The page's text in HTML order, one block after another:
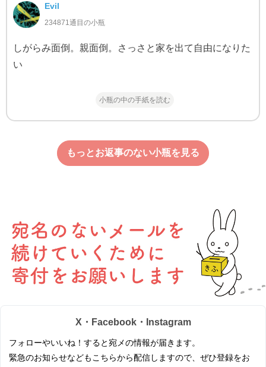
Evil
234871通目の小瓶
しがらみ面倒。親面倒。さっさと家を出て自由になりた
い
小瓶の中の手紙を読む
もっとお返事のない小瓶を見る
X・Facebook・Instagram
フォローやいいね！すると宛メの情報が届きます。
緊急のお知らせなどもこちらから配信しますので、ぜひ登録をお